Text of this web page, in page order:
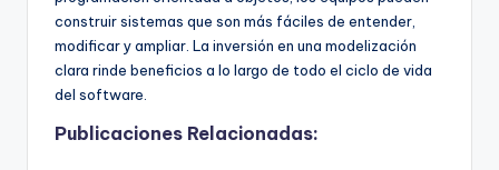
construir sistemas que son más fáciles de entender,
modificar y ampliar. La inversión en una modelización
clara rinde beneficios a lo largo de todo el ciclo de vida
del software.
Publicaciones Relacionadas: